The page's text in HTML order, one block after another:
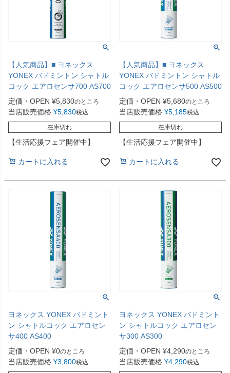
【人気商品】■ ヨネックス
YONEX バドミントン シャトル
コック エアロセンサ700 AS700
定価・OPEN ¥5,830のところ
当店販売価格 ¥5,830税込
在庫切れ
【生活応援フェア開催中】
カートに入れる
【人気商品】■ ヨネックス
YONEX バドミントン シャトル
コック エアロセンサ500 AS500
定価・OPEN ¥5,680のところ
当店販売価格 ¥5,185税込
在庫切れ
【生活応援フェア開催中】
カートに入れる
ヨネックス YONEX バドミント
ン シャトルコック エアロセン
サ400 AS400
定価・OPEN ¥0のところ
当店販売価格 ¥3,800税込
ヨネックス YONEX バドミント
ン シャトルコック エアロセン
サ300 AS300
定価・OPEN ¥4,290のところ
当店販売価格 ¥4,290税込